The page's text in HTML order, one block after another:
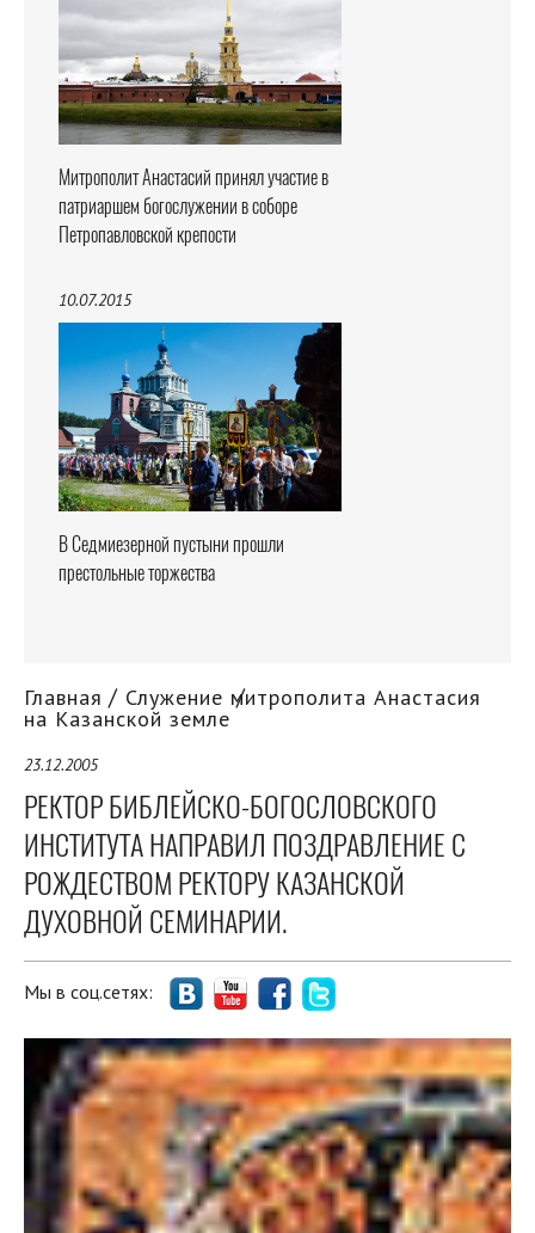
Митрополит Анастасий принял участие в
патриаршем богослужении в соборе
Петропавловской крепости
10.07.2015
В Седмиезерной пустыни прошли
престольные торжества
Главная Служение митрополита Анастасия
на Казанской земле
23.12.2005
РЕКТОР БИБЛЕЙСКО-БОГОСЛОВСКОГО
ИНСТИТУТА НАПРАВИЛ ПОЗДРАВЛЕНИЕ С
РОЖДЕСТВОМ РЕКТОРУ КАЗАНСКОЙ
ДУХОВНОЙ СЕМИНАРИИ.
Мы в соц.сетях: